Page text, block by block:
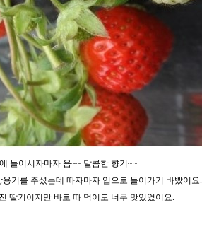
들어서자마자 음~~ 달콤한 향기~~
기를 주셨는데 따자마자 입으로 들어가기 바빴어요.
딸기이지만 바로 따 먹어도 너무 맛있었어요.